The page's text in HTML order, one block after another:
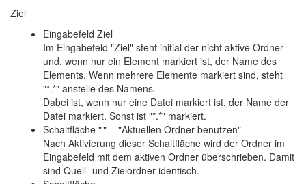
Ziel
Eingabefeld Ziel
Im Eingabefeld "Ziel" steht initial der nicht aktive Ordner
und, wenn nur ein Element markiert ist, der Name des
Elements. Wenn mehrere Elemente markiert sind, steht
"*.*" anstelle des Namens.
Dabei ist, wenn nur eine Datei markiert ist, der Name der
Datei markiert. Sonst ist "*.*" markiert.
Schaltfläche "" - "Aktuellen Ordner benutzen"
Nach Aktivierung dieser Schaltfläche wird der Ordner im
Eingabefeld mit dem aktiven Ordner überschrieben. Damit
sind Quell- und Zielordner identisch.